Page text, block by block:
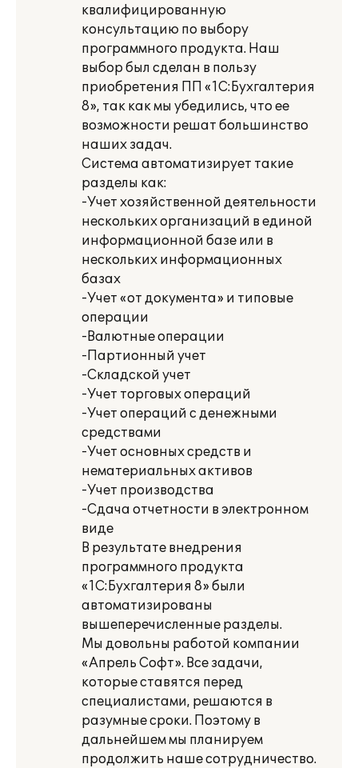
квалифицированную
консультацию по выбору
программного продукта. Наш
выбор был сделан в пользу
приобретения ПП «1С:Бухгалтерия
8», так как мы убедились, что ее
возможности решат большинство
наших задач.
Система автоматизирует такие
разделы как:
-Учет хозяйственной деятельности
нескольких организаций в единой
информационной базе или в
нескольких информационных
базах
-Учет «от документа» и типовые
операции
-Валютные операции
-Партионный учет
-Складской учет
-Учет торговых операций
-Учет операций с денежными
средствами
-Учет основных средств и
нематериальных активов
-Учет производства
-Сдача отчетности в электронном
виде
В результате внедрения
программного продукта
«1С:Бухгалтерия 8» были
автоматизированы
вышеперечисленные разделы.
Мы довольны работой компании
«Апрель Софт». Все задачи,
которые ставятся пе­ред
специалистами, решаются в
разумные сроки. Поэтому в
дальнейшем мы плани­руем
продолжить наше сотрудничество.